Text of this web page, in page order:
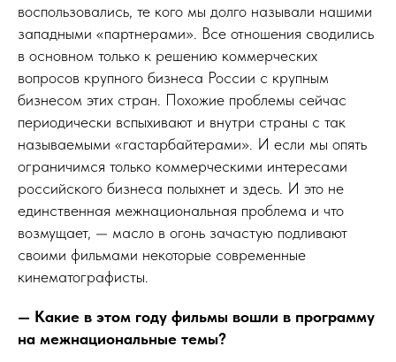
воспользовались, те кого мы долго называли нашими
западными «партнерами». Все отношения сводились
в основном только к решению коммерческих
вопросов крупного бизнеса России с крупным
бизнесом этих стран. Похожие проблемы сейчас
периодически вспыхивают и внутри страны с так
называемыми «гастарбайтерами». И если мы опять
ограничимся только коммерческими интересами
российского бизнеса полыхнет и здесь. И это не
единственная межнациональная проблема и что
возмущает, — масло в огонь зачастую подливают
своими фильмами некоторые современные
кинематографисты.
— Какие в этом году фильмы вошли в программу
на межнациональные темы?